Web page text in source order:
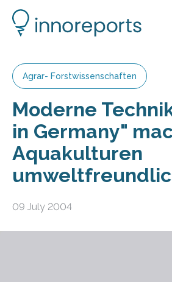
Agrar- Forstwissenschaften
Moderne
in Germany"
Aquakulturen
09 July 2004